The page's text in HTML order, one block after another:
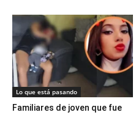
Lo que está pasando
Familiares de joven que fue